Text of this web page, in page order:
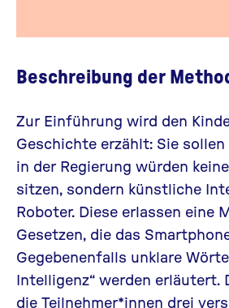
Beschreibung der
Zur Einführung wird den
Geschichte erzählt: Sie
in der Regierung würden
sitzen, sondern künstliche
Roboter. Diese erlassen eine
Gesetzen, die das
Gegebenenfalls unklare
Intelligenz“ werden erläutert.
die Teilnehmer*innen drei